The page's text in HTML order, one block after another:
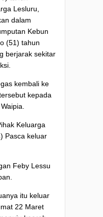
Lesluru,
dalam
Kebun
(51) tahun
berjarak sekitar
kembali ke
kepada
Keluarga
Pasca keluar
Feby Lessu
itu keluar
22 Maret